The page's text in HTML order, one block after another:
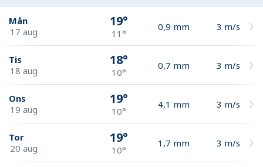
Mån
17 aug
19°
11°
0,9 mm 3 m/s
Tis
18 aug
18°
10°
0,7 mm 3 m/s
Ons
19 aug
19°
10°
4,1 mm 3 m/s
Tor
20 aug
19°
10°
1,7 mm 3 m/s